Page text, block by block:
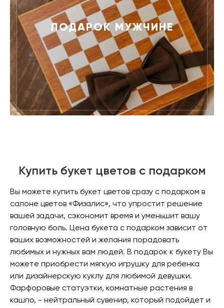
ПОДАРОК МУЖЧИНЕ
Купить букет цветов с подарком
Вы можете купить букет цветов сразу с подарком в
салоне цветов «Физалис», что упростит решение
вашей задачи, сэкономит время и уменьшит вашу
головную боль. Цена букета с подарком зависит от
ваших возможностей и желания порадовать
любимых и нужных вам людей. В подарок к букету Вы
можете приобрести мягкую игрушку для ребенка
или дизайнерскую куклу для любимой девушки.
Фарфоровые статуэтки, комнатные растения в
кашпо, - нейтральный сувенир, который подойдет и